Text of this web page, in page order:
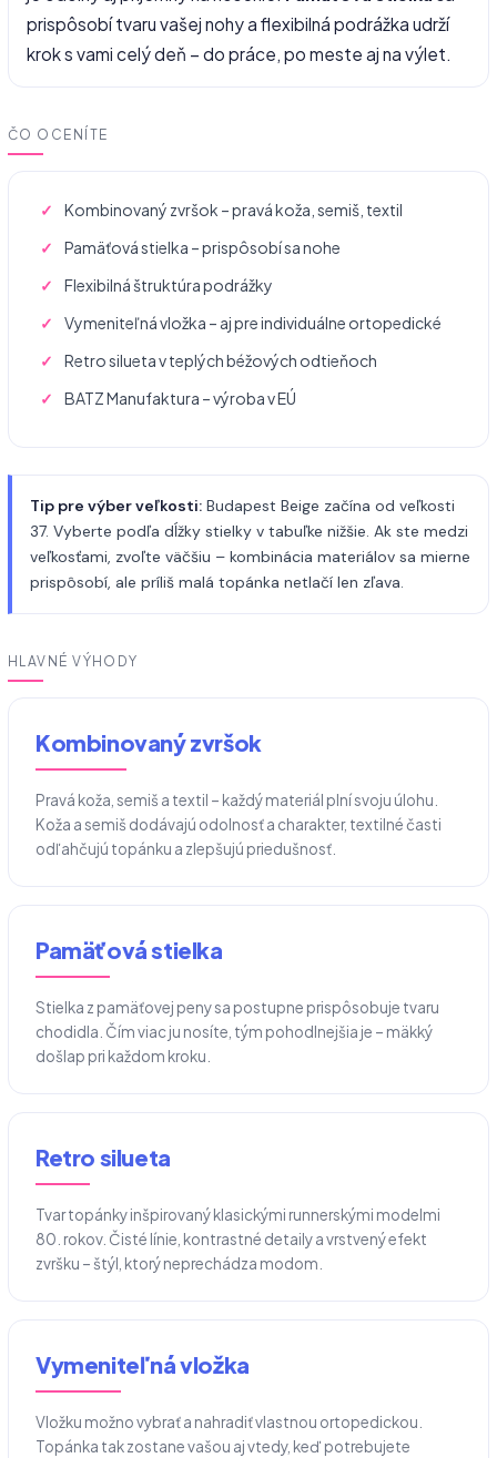
prispôsobí tvaru vašej nohy a flexibilná podrážka udrží
krok s vami celý deň – do práce, po meste aj na výlet.
ČO OCENÍTE
Kombinovaný zvršok – pravá koža, semiš, textil
Pamäťová stielka – prispôsobí sa nohe
Flexibilná štruktúra podrážky
Vymeniteľná vložka – aj pre individuálne ortopedické
Retro silueta v teplých béžových odtieňoch
BATZ Manufaktura – výroba v EÚ
Tip pre výber veľkosti: Budapest Beige začína od veľkosti
37. Vyberte podľa dĺžky stielky v tabuľke nižšie. Ak ste medzi
veľkosťami, zvoľte väčšiu – kombinácia materiálov sa mierne
prispôsobí, ale príliš malá topánka netlačí len zľava.
HLAVNÉ VÝHODY
Kombinovaný zvršok
Pravá koža, semiš a textil – každý materiál plní svoju úlohu.
Koža a semiš dodávajú odolnosť a charakter, textilné časti
odľahčujú topánku a zlepšujú priedušnosť.
Pamäťová stielka
Stielka z pamäťovej peny sa postupne prispôsobuje tvaru
chodidla. Čím viac ju nosíte, tým pohodlnejšia je – mäkký
došlap pri každom kroku.
Retro silueta
Tvar topánky inšpirovaný klasickými runnerskými modelmi
80. rokov. Čisté línie, kontrastné detaily a vrstvený efekt
zvršku – štýl, ktorý neprechádza modom.
Vymeniteľná vložka
Vložku možno vybrať a nahradiť vlastnou ortopedickou.
Topánka tak zostane vašou aj vtedy, keď potrebujete